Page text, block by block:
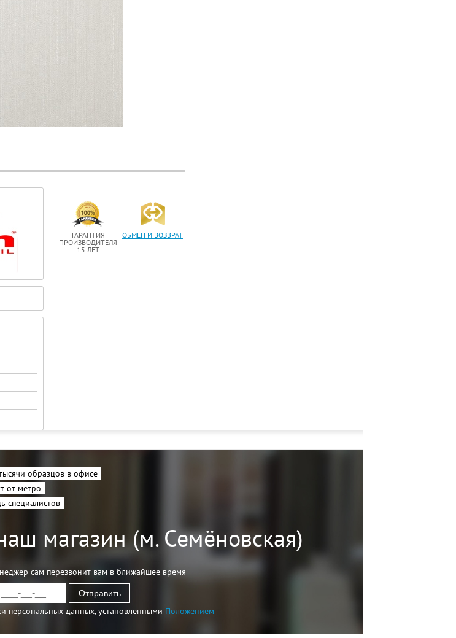
ГАРАНТИЯ
ПРОИЗВОДИТЕЛЯ
15 ЛЕТ
ОБМЕН И ВОЗВРАТ
образцов в офисе
от метро
специалистов
магазин (м. Семёновская)
сам перезвонит вам в ближайшее время
Отправить
персональных данных, установленными Положением